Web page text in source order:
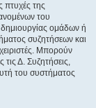
πτυχές της
του
ομάδων ή
συζητήσεων και
Μπορούν
τις Δ. Συζητήσεις,
του συστήματος